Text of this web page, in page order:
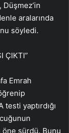
aralarında
söyledi.
ÇIKTI”
Emrah
testi yaptırdığı
öne sürdü. Bunu